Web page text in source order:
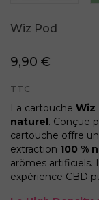
Wiz Pod
9,90 €
TTC
La cartouche Wiz
naturel. Conçue
cartouche offre
extraction 100 %
arômes artificiels.
expérience CBD